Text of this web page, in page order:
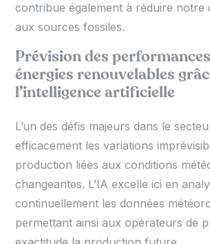
contribue également à réduire notre
aux sources fossiles.
Prévision des
énergies renouvelables
l’intelligence artificielle
L’un des défis majeurs dans le
efficacement les variations
production liées aux conditions
changeantes. L’IA excelle ici en
continuellement les données
permettant ainsi aux opérateurs de